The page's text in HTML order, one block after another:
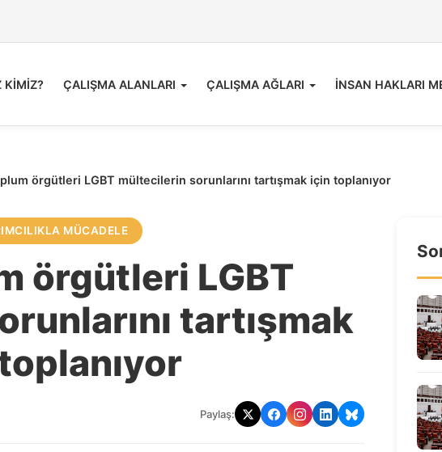
KİMİZ? ÇALIŞMA ALANLARI ÇALIŞMA AĞLARI İNSAN HAKLARI
örgütleri LGBT mültecilerin sorunlarını tartışmak için toplanıyor
MÜCADELE
örgütleri LGBT
tartışmak
Paylaş: